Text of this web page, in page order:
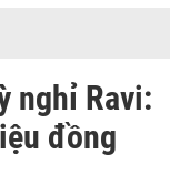
nghỉ Ravi:
đồng